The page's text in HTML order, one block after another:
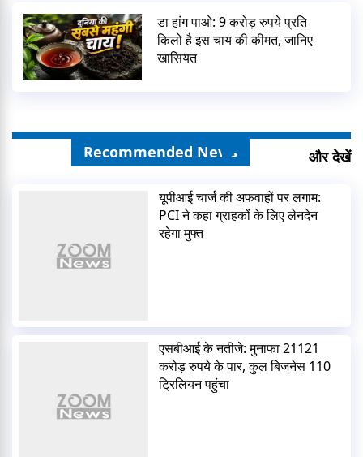
डा हांग पाओ: 9 करोड़ रुपये प्रति
किलो है इस चाय की कीमत, जानिए
खासियत
Recommended News और देखें
यूपीआई चार्ज की अफवाहों पर लगाम:
PCI ने कहा ग्राहकों के लिए लेनदेन
रहेगा मुफ्त
एसबीआई के नतीजे: मुनाफा 21121
करोड़ रुपये के पार, कुल बिजनेस 110
ट्रिलियन पहुंचा